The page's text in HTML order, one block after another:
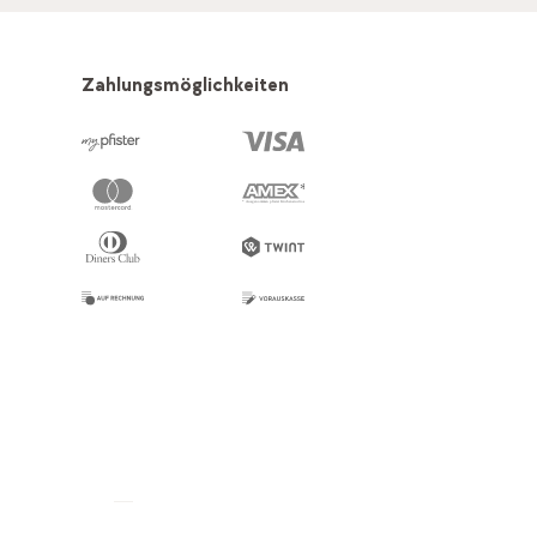
Zahlungsmöglichkeiten